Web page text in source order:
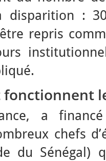
disparition :
repris
a
chefs
du